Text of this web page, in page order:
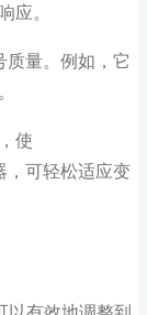
应。
量。例如，它
使
可轻松适应变